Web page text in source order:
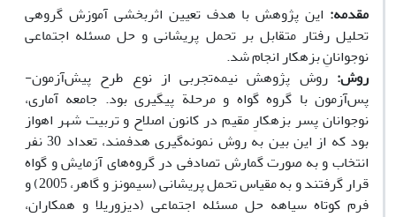
مقدمه: این پژوهش با هدف تعیین اثربخشی آموزش گروهی
تحلیل رفتار متقابل بر تحمل پریشانی و حل مسئله اجتماعی
نوجوانانِ بزهکار انجام شد.
روش: روش پژوهش نیمه‌تجربی از نوع طرح پیش‌آزمون-
پس‌آزمون با گروه گواه و مرحلة پیگیری بود. جامعه آماری،
نوجوانان پسر بزهکارِ مقیم در کانون اصلاح و تربیت شهر اهواز
بود که از این بین به روش نمونه‌گیری هدفمند، تعداد 30 نفر
انتخاب و به صورت گمارش تصادفی در گروه‌های آزمایش و گواه
قرار گرفتند و به مقیاس تحمل پریشانی (سیمونز و گاهر، 2005) و
فرم کوتاه سیاهه حل مسئله اجتماعی (دیزوریلا و همکاران،